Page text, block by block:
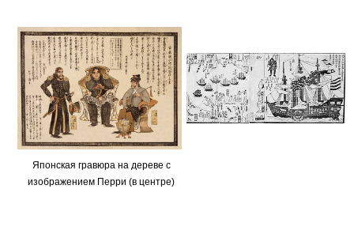
Японская гравюра на дереве с
изображением Перри (в центре)